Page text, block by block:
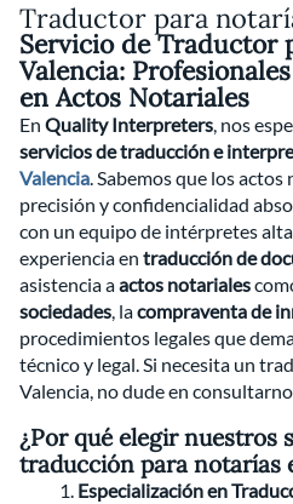
Traductor para
Servicio de Traductor
Valencia:
en Actos Notariales
En Quality Interpreters, nos
servicios de traducción e
Valencia. Sabemos que los
precisión y confidencialidad
con un equipo de intérpretes
experiencia en traducción de
asistencia aactos notariales
sociedades, lacompraventa de
procedimientos legales que
técnico y legal. Si necesita un
Valencia, no dude en
¿Por qué elegir nuestros
traducción para notarías
Especialización en